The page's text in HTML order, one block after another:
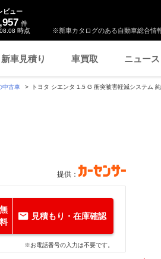
※新車カタログのある自動車総合情
ビュー
件
時点
新車見積り 車買取 ニュース
中古車 トヨタ シエンタ 1.5 G 衝突被害軽減システム
提供：
無
料
見積もり・在庫確認
※お電話番号の入力は不要です。